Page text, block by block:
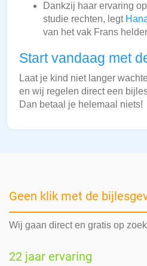
Dankzij haar ervaring
studie rechten, legt
van het vak Frans
Start vandaag met
Laat je kind niet langer
en wij regelen direct een
Dan betaal je helemaal niets!
Geen klik met de
Wij gaan direct en gratis op
22 jaar ervaring